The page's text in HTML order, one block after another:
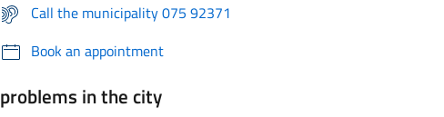
Call the municipality 075 92371
Book an appointment
problems in the city